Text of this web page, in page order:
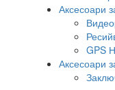
Аксесоари
GPS
Аксесоари